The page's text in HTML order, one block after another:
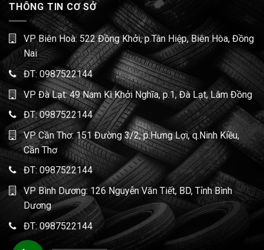
THÔNG TIN CƠ SỞ
VP Biên Hoà: 522 Đồng Khởi, p.Tân Hiệp, Biên Hòa, Đồng
Nai
ĐT: 0987522144
VP Đà Lạt: 49 Nam Kì Khởi Nghĩa, p.1, Đà Lạt, Lâm Đồng
ĐT:0987522144
VP Cần Thơ: 151 Đường 3/2, p.Hưng Lợi, q.Ninh Kiều,
Cần Thơ
ĐT: 0987522144
VP Bình Dương: 126 Nguyễn Văn Tiết, BD, Tỉnh Bình
Dương
ĐT: 0987522144